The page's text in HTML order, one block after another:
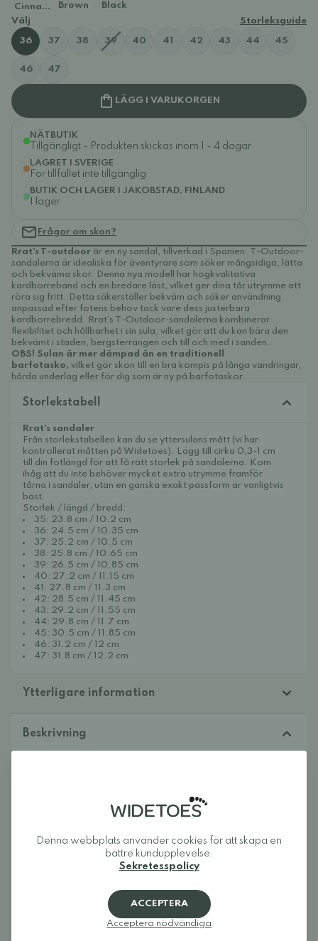
CinnamonBrown
Black
Välj
Storleksguide
36 37 38 39 40 41 42 43 44 45
46 47
LÄGG I VARUKORGEN
NÄTBUTIK
Tillgängligt - Produkten skickas inom 1 - 4 dagar
LAGRET I SVERIGE
För tillfället inte tillgänglig
BUTIK OCH LAGER I JAKOBSTAD, FINLAND
I lager
Frågor om skon?
Rrat's T-outdoor är en ny sandal, tillverkad i Spanien. T-Outdoor-
sandalerna är idealiska för äventyrare som söker mångsidiga, lätta
och bekväma skor. Denna nya modell har högkvalitativa
kardborreband och en bredare läst, vilket ger dina tår utrymme att
röra sig fritt. Detta säkerställer bekväm och säker användning
anpassad efter fotens behov tack vare dess justerbara
kardborrebredd. Rrat's T-Outdoor-sandalerna kombinerar
flexibilitet och hållbarhet i sin sula, vilket gör att du kan bära den
bekvämt i staden, bergsterrängen och till och med i sanden.
OBS! Sulan är mer dämpad än en traditionell
barfotasko, vilket gör skon till en bra kompis på långa vandringar,
hårda underlag eller för dig som är ny på barfotaskor.
Storlekstabell
Rrat's sandaler
Från storlekstabellen kan du se yttersulans mått (vi har
kontrollerat måtten på Widetoes). Lägg till cirka 0,3-1 cm
till din fotlängd för att få rätt storlek på sandalerna. Kom
ihåg att du inte behöver mycket extra utrymme framför
tårna i sandaler, utan en ganska exakt passform är vanligtvis
bäst.
Storlek / längd / bredd:
35: 23.8 cm / 10.2 cm
36: 24.5 cm / 10.35 cm
37: 25.2 cm / 10.5 cm
38: 25.8 cm / 10.65 cm
39: 26.5 cm / 10.85 cm
40: 27.2 cm / 11.15 cm
41: 27.8 cm / 11.3 cm
42: 28.5 cm / 11.45 cm
43: 29.2 cm / 11.55 cm
44: 29.8 cm / 11.7 cm
45: 30.5 cm / 11.85 cm
46: 31.2 cm / 12 cm
47: 31.8 cm / 12.2 cm
Ytterligare information
Beskrivning
Recensioner
Logga in och betygsätt produkten.
Denna webbplats använder cookies för att skapa en
bättre kundupplevelse.
Sekretesspolicy
ACCEPTERA
Acceptera nödvändiga